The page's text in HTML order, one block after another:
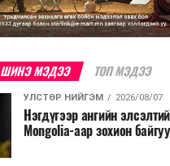
ШИНЭ МЭДЭЭ ТОП МЭДЭЭ
УЛСТӨР НИЙГЭМ 2026/08/07
Нэгдүгээр ангийн
Mongolia-аар зохион